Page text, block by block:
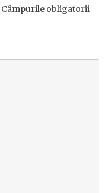
Câmpurile obligatorii